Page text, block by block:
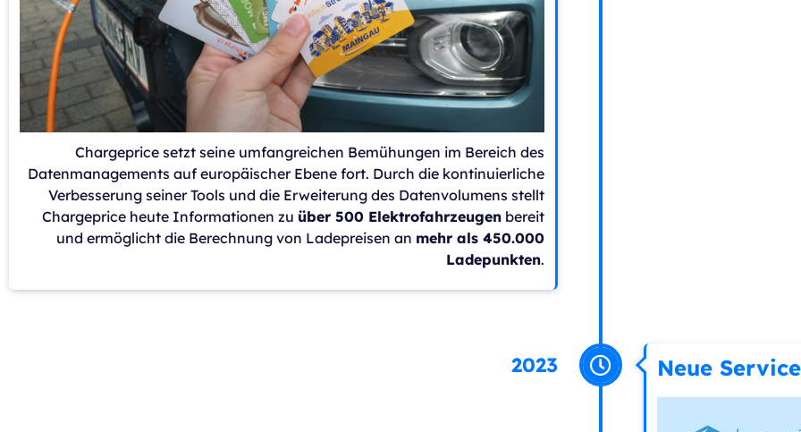
Chargeprice setzt seine umfangreichen Bemühungen im Bereich des
Datenmanagements auf europäischer Ebene fort. Durch die kontinuierliche
Verbesserung seiner Tools und die Erweiterung des Datenvolumens stellt
Chargeprice heute Informationen zu über 500 Elektrofahrzeugen bereit
und ermöglicht die Berechnung von Ladepreisen an mehr als 450.000
Ladepunkten.
2023 Neue